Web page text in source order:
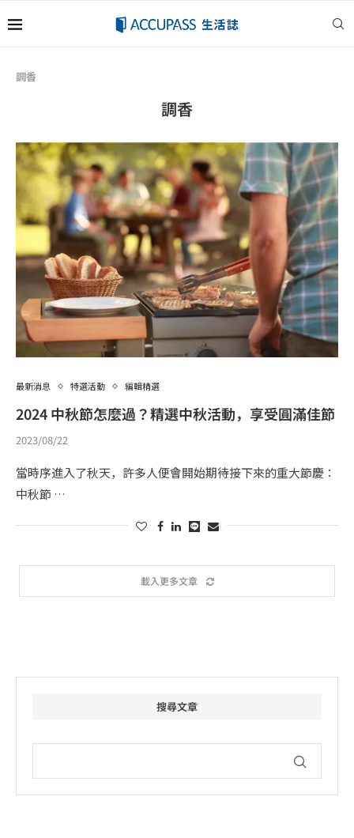
調香
調香
最新消息 特選活動 編輯精選
2024 中秋節怎麼過？精選中秋活動，享受圓滿佳節
2023/08/22
當時序進入了秋天，許多人便會開始期待接下來的重大節慶：
中秋節 …
載入更多文章
搜尋文章